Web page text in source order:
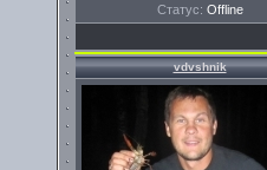
Статус: Offline
vdvshnik